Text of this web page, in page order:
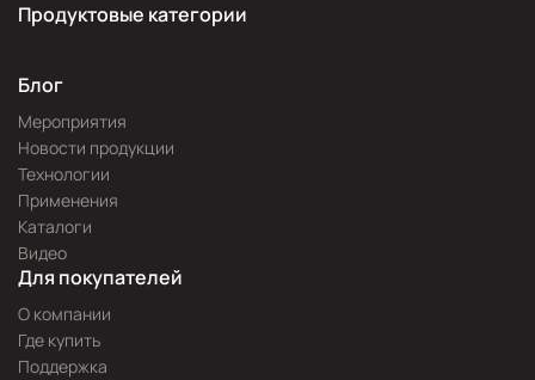
Продуктовые категории
Блог
Мероприятия
Новости продукции
Технологии
Применения
Каталоги
Видео
Для покупателей
О компании
Где купить
Поддержка